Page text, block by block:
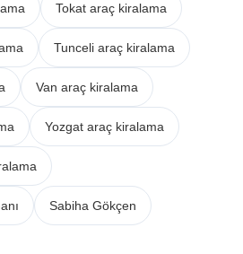
Tokat araç kiralama
Tunceli araç kiralama
Van araç kiralama
Yozgat araç kiralama
Sabiha Gökçen